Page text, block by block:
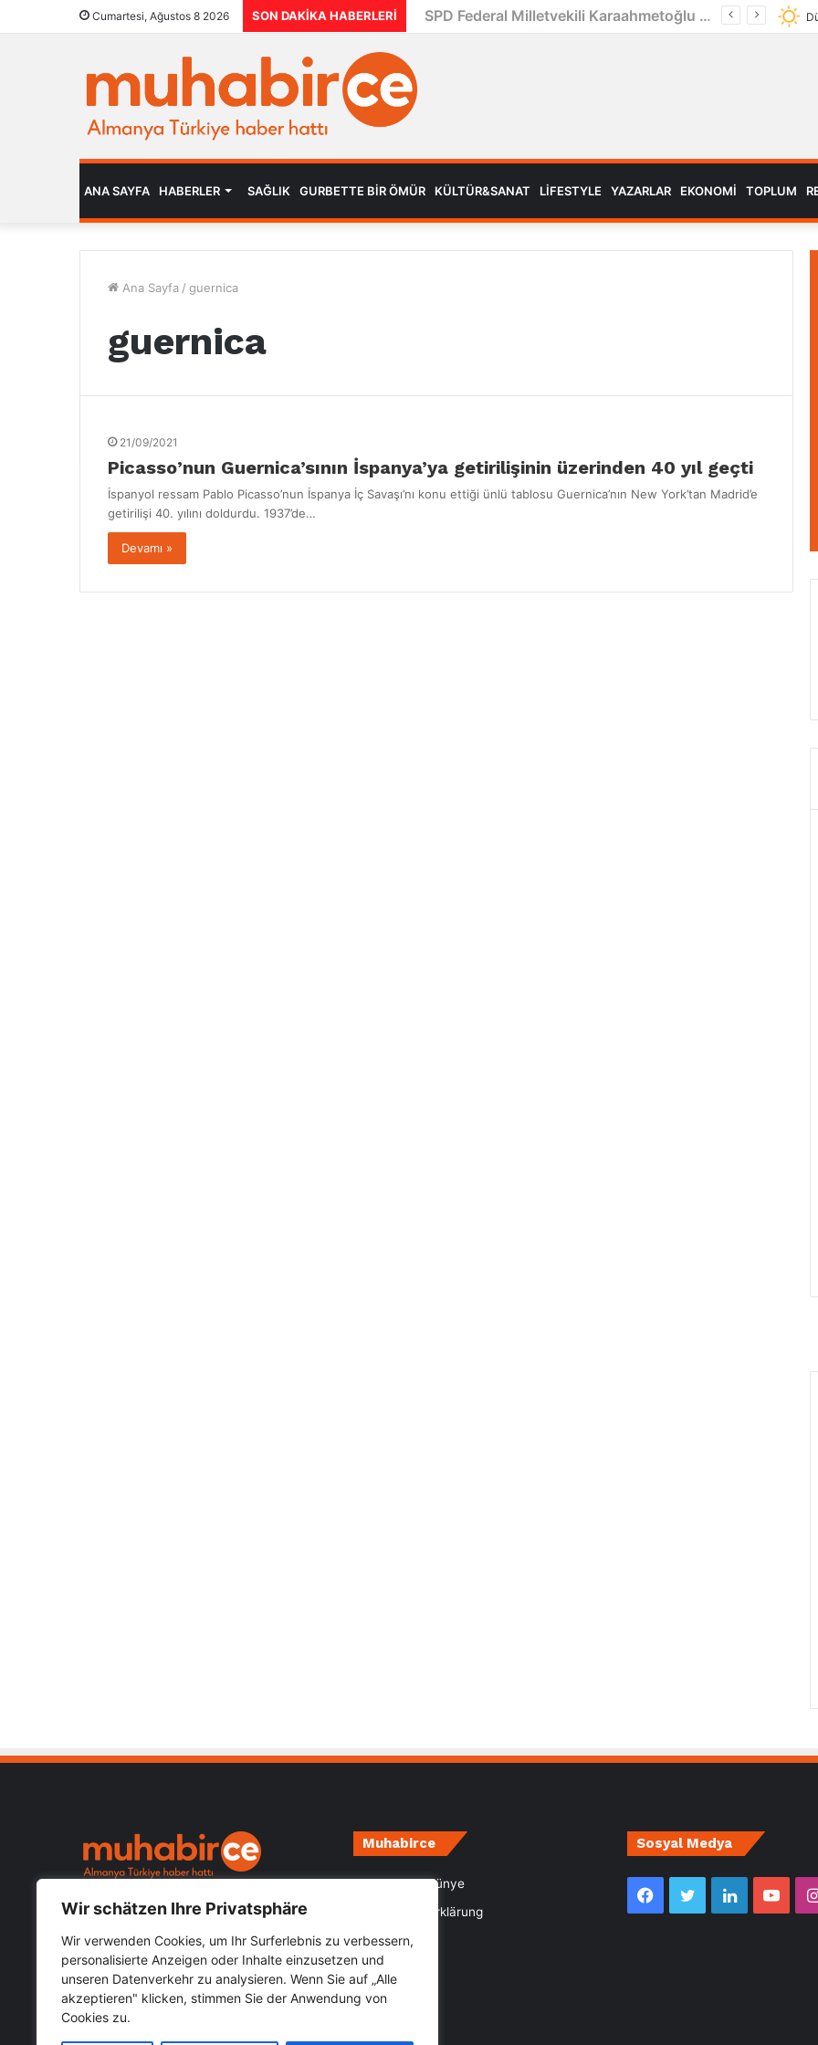
Wir schätzen Ihre Privatsphäre
Wir verwenden Cookies, um Ihr Surferlebnis zu verbessern,
personalisierte Anzeigen oder Inhalte einzusetzen und
unseren Datenverkehr zu analysieren. Wenn Sie auf „Alle
akzeptieren" klicken, stimmen Sie der Anwendung von
Cookies zu.
Cumartesi, Ağustos 8 2026 SON DAKIKA HABERLERI SPD Federal Milletvekili Karaahmetoğlu Köln’de Türk STK’larla bir araya geldi
ANA SAYFA HABERLER SAĞLIK GURBETTE BIR ÖMÜR KÜLTÜR&SANAT LIFESTYLE YAZARLAR EKONOMI TOPLUM
Ana Sayfa / guernica
guernica
21/09/2021
Picasso’nun Guernica’sının İspanya’ya getirilişinin üzerinden 40 yıl geçti
İspanyol ressam Pablo Picasso’nun İspanya İç Savaşı’nı konu ettiği ünlü tablosu Guernica’nın New York’tan Madrid’e
getirilişi 40. yılını doldurdu. 1937’de…
Devamı »
öğrenebileceğiniz hızlı güvenilir haber
Kategoriler
Kategoriler
Muhabirce
Impressum- Künye
Datenschutzerklärung
Sosyal Medya
Facebook
TwitterLinkedIn